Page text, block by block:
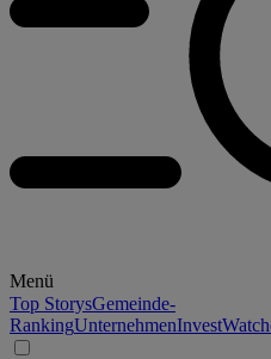
Menü
Top StorysGemeinde-
RankingUnternehmenInvest